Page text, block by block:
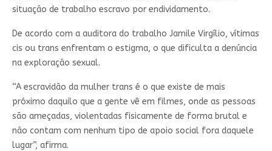
situação de trabalho escravo por endividamento.
De acordo com a auditora do trabalho Jamile Virgílio, vítimas
cis ou trans enfrentam o estigma, o que dificulta a denúncia
na exploração sexual.
“A escravidão da mulher trans é o que existe de mais
próximo daquilo que a gente vê em filmes, onde as pessoas
são ameçadas, violentadas fisicamente de forma brutal e
não contam com nenhum tipo de apoio social fora daquele
lugar”, afirma.